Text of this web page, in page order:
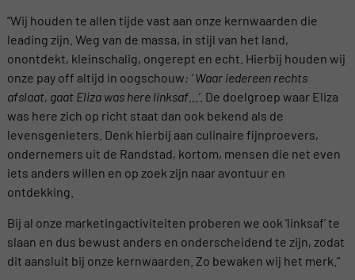
“Wij houden te allen tijde vast aan onze kernwaarden die
leading zijn. Weg van de massa, in stijl van het land,
onontdekt, kleinschalig, ongerept en echt. Hierbij houden wij
onze pay off altijd in oogschouw: ‘ Waar iedereen rechts
afslaat, gaat Eliza was here linksaf…’. De doelgroep waar Eliza
was here zich op richt staat dan ook bekend als de
levensgenieters. Denk hierbij aan culinaire fijnproevers,
ondernemers uit de Randstad, kortom, mensen die net even
iets anders willen en op zoek zijn naar avontuur en
ontdekking.
Bij al onze marketingactiviteiten proberen we ook ‘linksaf’ te
slaan en dus bewust anders en onderscheidend te zijn, zodat
dit aansluit bij onze kernwaarden. Zo bewaken wij het merk.”